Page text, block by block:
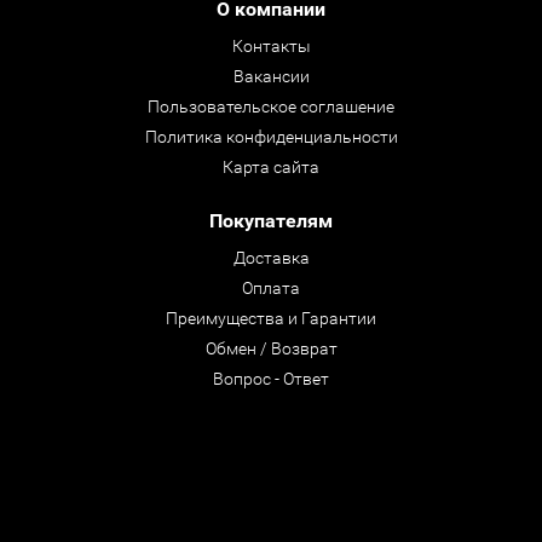
О компании
Контакты
Вакансии
Пользовательское соглашение
Политика конфиденциальности
Карта сайта
Покупателям
Доставка
Оплата
Преимущества и Гарантии
Обмен / Возврат
Вопрос - Ответ